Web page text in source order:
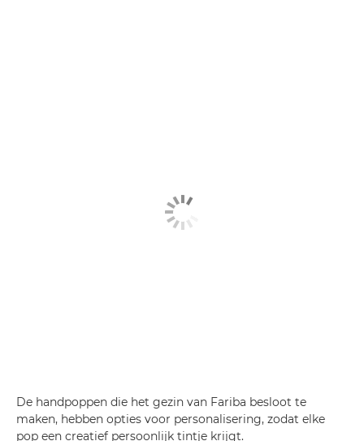
De handpoppen die het gezin van Fariba besloot te
maken, hebben opties voor personalisering, zodat elke
pop een creatief persoonlijk tintje krijgt.